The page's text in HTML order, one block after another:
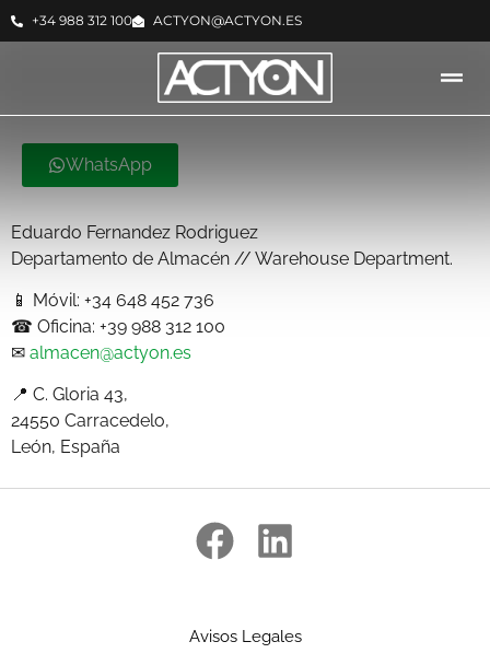
+34 988 312 100 ACTYON@ACTYON.ES
WhatsApp
Eduardo Fernandez Rodriguez
Departamento de Almacén // Warehouse Department.
📱 Móvil: +34 648 452 736
☎ Oficina: +39 988 312 100
✉ almacen@actyon.es
📍 C. Gloria 43,
24550 Carracedelo,
León, España
Avisos Legales